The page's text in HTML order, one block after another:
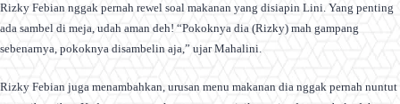
Rizky Febian nggak pernah rewel soal makanan yang disiapin Lini. Yang penting
ada sambel di meja, udah aman deh! “Pokoknya dia (Rizky) mah gampang
sebenarnya, pokoknya disambelin aja,” ujar Mahalini.
Rizky Febian juga menambahkan, urusan menu makanan dia nggak pernah nuntut